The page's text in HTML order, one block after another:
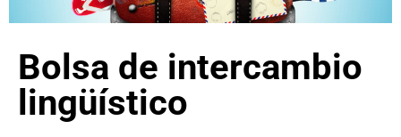
Bolsa de intercambio
lingüístico